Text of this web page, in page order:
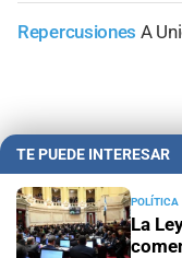
Repercusiones A
+Área
TE PUEDE INTERESAR
POLÍTICA
La